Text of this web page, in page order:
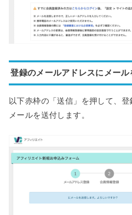
登録のメールアドレスにメール
以下赤枠の「送信」を押して、
メールを送付します。